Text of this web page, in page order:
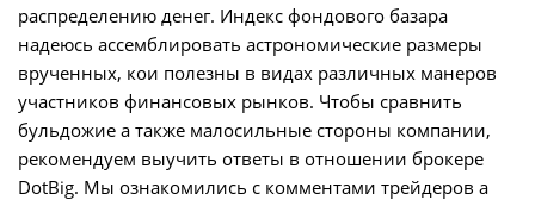
распределению денег. Индекс фондового базара
надеюсь ассемблировать астрономические размеры
врученных, кои полезны в видах различных манеров
участников финансовых рынков. Чтобы сравнить
бульдожие а также малосильные стороны компании,
рекомендуем выучить ответы в отношении брокере
DotBig. Мы ознакомились с комментами трейдеров а